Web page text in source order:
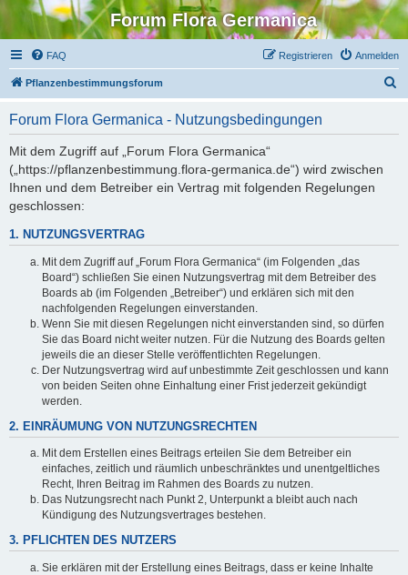
Forum Flora Germanica
FAQ Anmelden
Registrieren
Pflanzenbestimmungsforum
Forum Flora Germanica - Nutzungsbedingungen
Mit dem Zugriff auf „Forum Flora Germanica“
(„https://pflanzenbestimmung.flora-germanica.de“) wird zwischen
Ihnen und dem Betreiber ein Vertrag mit folgenden Regelungen
geschlossen:
1. NUTZUNGSVERTRAG
Mit dem Zugriff auf „Forum Flora Germanica“ (im Folgenden „das
Board“) schließen Sie einen Nutzungsvertrag mit dem Betreiber des
Boards ab (im Folgenden „Betreiber“) und erklären sich mit den
nachfolgenden Regelungen einverstanden.
Wenn Sie mit diesen Regelungen nicht einverstanden sind, so dürfen
Sie das Board nicht weiter nutzen. Für die Nutzung des Boards gelten
jeweils die an dieser Stelle veröffentlichten Regelungen.
Der Nutzungsvertrag wird auf unbestimmte Zeit geschlossen und kann
von beiden Seiten ohne Einhaltung einer Frist jederzeit gekündigt
werden.
2. EINRÄUMUNG VON NUTZUNGSRECHTEN
Mit dem Erstellen eines Beitrags erteilen Sie dem Betreiber ein
einfaches, zeitlich und räumlich unbeschränktes und unentgeltliches
Recht, Ihren Beitrag im Rahmen des Boards zu nutzen.
Das Nutzungsrecht nach Punkt 2, Unterpunkt a bleibt auch nach
Kündigung des Nutzungsvertrages bestehen.
3. PFLICHTEN DES NUTZERS
Sie erklären mit der Erstellung eines Beitrags, dass er keine Inhalte